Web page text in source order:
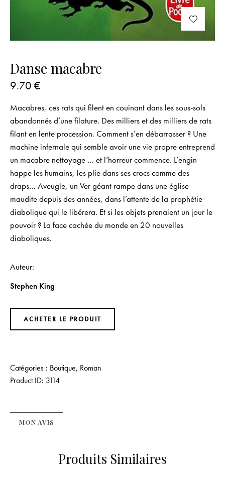
Danse macabre
9.70 €
Macabres, ces rats qui filent en couinant dans les sous-sols
abandonnés d’une filature. Des milliers et des milliers de rats
filant en lente procession. Comment s’en débarrasser ? Une
machine infernale qui semble avoir une vie propre entreprend
un macabre nettoyage … et l’horreur commence. L’engin
happe les humains, les plie dans ses crocs comme des
draps… Aveugle, un Ver géant rampe dans une église
maudite depuis des années, dans l’attente de la prophétie
diabolique qui le libérera. Et si les objets prenaient un jour le
pouvoir ? La face cachée du monde en 20 nouvelles
diaboliques.
Auteur
Stephen King
ACHETER LE PRODUIT
Catégories : Boutique, Roman
Product ID: 3114
MON AVIS
Produits Similaires